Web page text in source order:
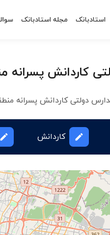
استادبانک مجله استادبانک
کاردانش پسرانه منطقه 9
کاردانش پسرانه منطقه 9 تهران لیست شده
کاردانش